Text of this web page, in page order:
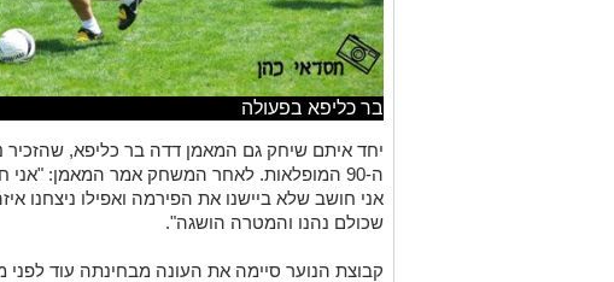
בר כליפא בפעולה
יחד איתם שיחק גם המאמן דדה בר כליפא, שהזכיר
ה-90 המופלאות. לאחר המשחק אמר המאמן: "אני
אני חושב שלא ביישנו את הפירמה ואפילו ניצחנו
שכולם נהנו והמטרה הושגה".
קבוצת הנוער סיימה את העונה מבחינתה עוד